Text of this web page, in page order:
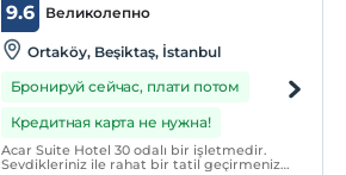
Великолепно
9.6
Ortaköy, Beşiktaş, İstanbul
Бронируй сейчас, плати потом
Кредитная карта не нужна!
Acar Suite Hotel 30 odalı bir işletmedir.
Sevdikleriniz ile rahat bir tatil geçirmeniz